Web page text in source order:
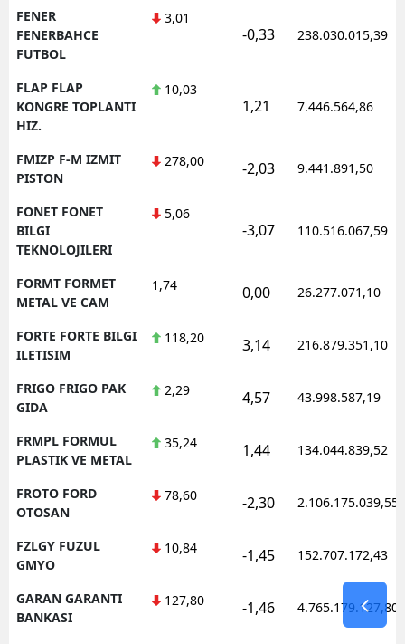
FENER
FENERBAHCE
FUTBOL
3,01
-0,33 238.030.015,39
FLAP FLAP
KONGRE TOPLANTI
HIZ.
10,03
1,21 7.446.564,86
FMIZP F-M IZMIT
PISTON
278,00 -2,03 9.441.891,50
FONET FONET
BILGI
TEKNOLOJILERI
5,06
-3,07 110.516.067,59
FORMT FORMET
METAL VE CAM
1,74 0,00 26.277.071,10
FORTE FORTE BILGI
ILETISIM
118,20 3,14 216.879.351,10
FRIGO FRIGO PAK
GIDA
2,29 4,57 43.998.587,19
FRMPL FORMUL
PLASTIK VE METAL
35,24 1,44 134.044.839,52
FROTO FORD
OTOSAN
78,60 -2,30 2.106.175.039,55
FZLGY FUZUL
GMYO
10,84 -1,45 152.707.172,43
GARAN GARANTI
BANKASI
127,80 -1,46 4.765.179.127,80